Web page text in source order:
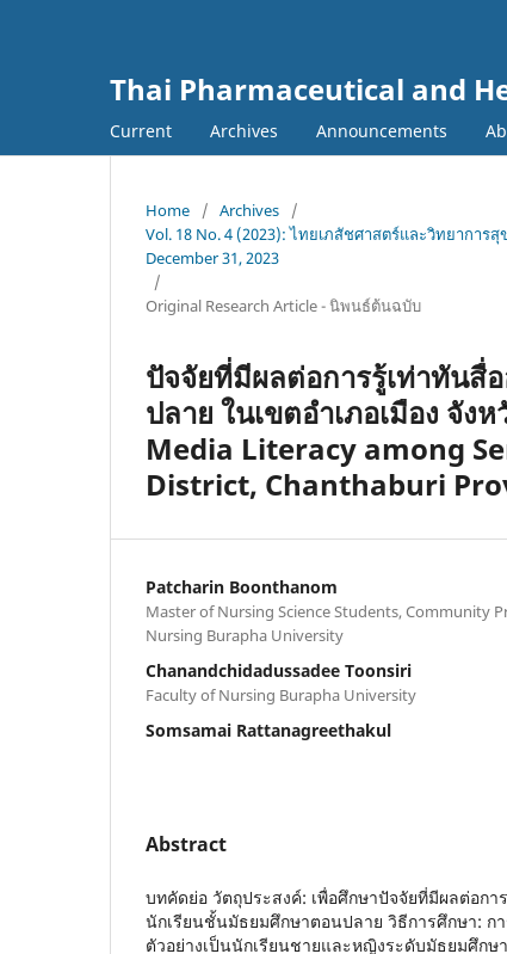
Thai Pharmaceutical and
Current Archives Announcements
Home / Archives
/
Vol. 18 No. 4 (2023): ไทยเภสัชศาสตร์และวิทยาการ
December 31, 2023
/
Original Research Article - นิพนธ์ต้นฉบับ
ปัจจัยที่มีผลต่อการรู้เท่าทันสื่
ปลาย ในเขตอำเภอเมือง จั
Media Literacy among
District, Chanthaburi
Patcharin Boonthanom
Master of Nursing Science Students, Community
Nursing Burapha University
Chanandchidadussadee Toonsiri
Faculty of Nursing Burapha University
Somsamai Rattanagreethakul
Abstract
บทคัดย่อ วัตถุประสงค์: เพื่อศึกษาปัจจัยที่มีผลต่อกา
นักเรียนชั้นมัธยมศึกษาตอนปลาย วิธีการศึกษา: ก
ตัวอย่างเป็นนักเรียนชายและหญิงระดับมัธยมศึก